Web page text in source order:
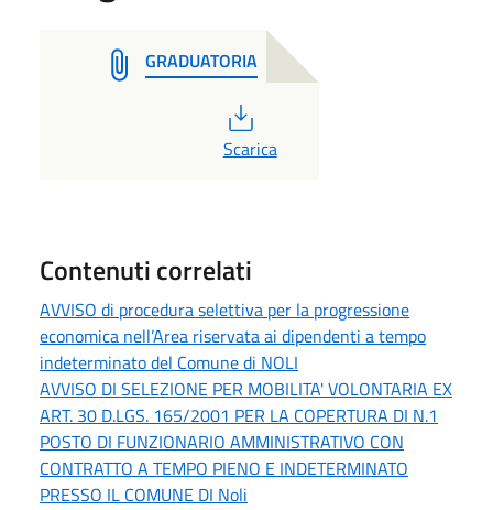
GRADUATORIA
PDF
Scarica
Contenuti correlati
AVVISO di procedura selettiva per la progressione
economica nell’Area riservata ai dipendenti a tempo
indeterminato del Comune di NOLI
AVVISO DI SELEZIONE PER MOBILITA' VOLONTARIA EX
ART. 30 D.LGS. 165/2001 PER LA COPERTURA DI N.1
POSTO DI FUNZIONARIO AMMINISTRATIVO CON
CONTRATTO A TEMPO PIENO E INDETERMINATO
PRESSO IL COMUNE DI Noli